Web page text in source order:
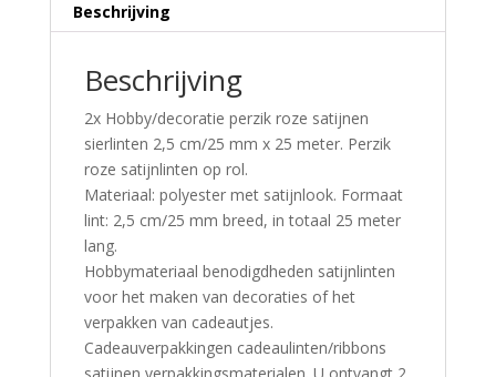
Beschrijving
Beschrijving
2x Hobby/decoratie perzik roze satijnen
sierlinten 2,5 cm/25 mm x 25 meter. Perzik
roze satijnlinten op rol.
Materiaal: polyester met satijnlook. Formaat
lint: 2,5 cm/25 mm breed, in totaal 25 meter
lang.
Hobbymateriaal benodigdheden satijnlinten
voor het maken van decoraties of het
verpakken van cadeautjes.
Cadeauverpakkingen cadeaulinten/ribbons